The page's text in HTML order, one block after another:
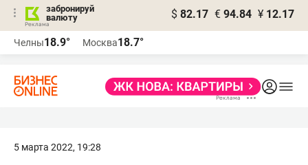
забронируй
валюту
$ 82.17 € 94.84 ¥ 12.17
Челны18.9° Москва18.7°
5 марта 2022, 19:28